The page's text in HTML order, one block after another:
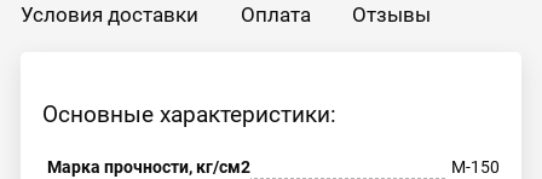
Условия доставки
Оплата Отзывы
Основные характеристики:
Марка прочности, кг/см2
М-150